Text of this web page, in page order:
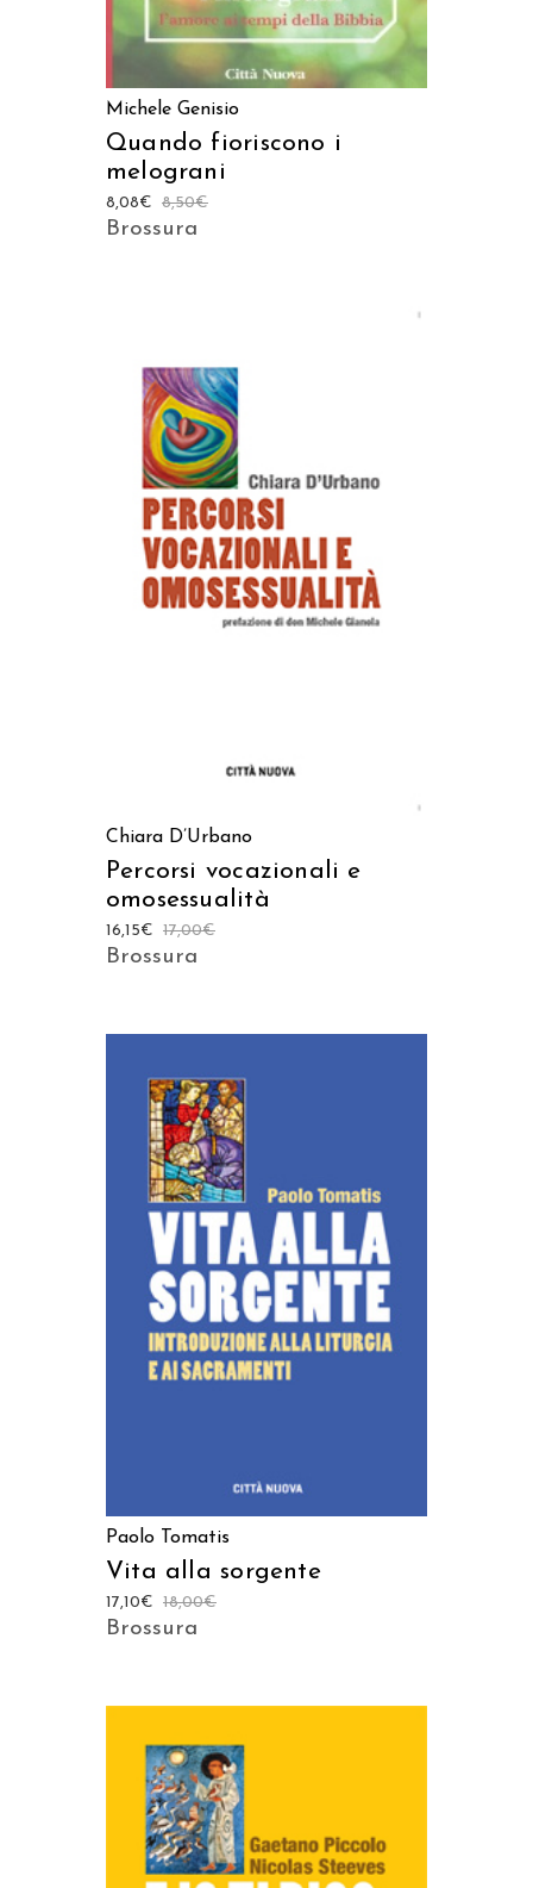
Michele Genisio
Quando fioriscono i
melograni
8,50€
8,08€
Brossura
AGGIUNGI AL CARRELLO
Chiara D’Urbano
Percorsi vocazionali e
omosessualità
17,00€
16,15€
Brossura
AGGIUNGI AL CARRELLO
Paolo Tomatis
Vita alla sorgente
18,00€
17,10€
Brossura